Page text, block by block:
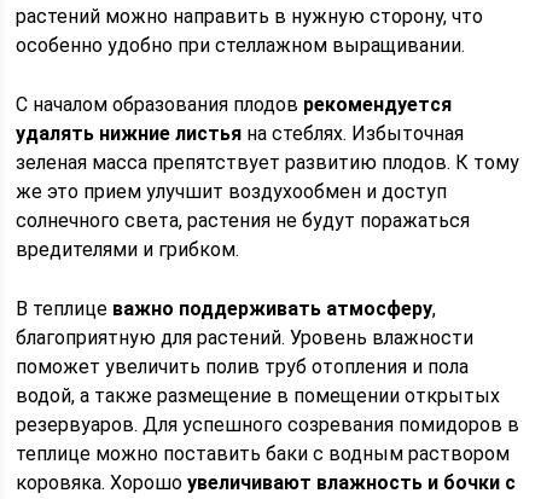
растений можно направить в нужную сторону, что
особенно удобно при стеллажном выращивании.
С началом образования плодов рекомендуется
удалять нижние листья на стеблях. Избыточная
зеленая масса препятствует развитию плодов. К тому
же это прием улучшит воздухообмен и доступ
солнечного света, растения не будут поражаться
вредителями и грибком.
В теплице важно поддерживать атмосферу,
благоприятную для растений. Уровень влажности
поможет увеличить полив труб отопления и пола
водой, а также размещение в помещении открытых
резервуаров. Для успешного созревания помидоров в
теплице можно поставить баки с водным раствором
коровяка. Хорошоувеличивают влажность и бочки с